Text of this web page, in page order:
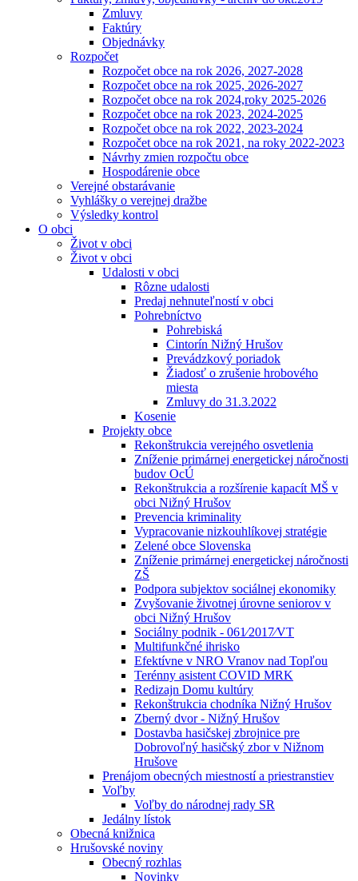
Zmluvy
Faktúry
Objednávky
Rozpočet
Rozpočet obce na rok 2026, 2027-2028
Rozpočet obce na rok 2025, 2026-2027
Rozpočet obce na rok 2024,roky 2025-2026
Rozpočet obce na rok 2023, 2024-2025
Rozpočet obce na rok 2022, 2023-2024
Rozpočet obce na rok 2021, na roky 2022-2023
Návrhy zmien rozpočtu obce
Hospodárenie obce
Verejné obstarávanie
Vyhlášky o verejnej dražbe
Výsledky kontrol
O obci
Život v obci
Život v obci
Udalosti v obci
Rôzne udalosti
Predaj nehnuteľností v obci
Pohrebníctvo
Pohrebiská
Cintorín Nižný Hrušov
Prevádzkový poriadok
Žiadosť o zrušenie hrobového
miesta
Zmluvy do 31.3.2022
Kosenie
Projekty obce
Rekonštrukcia verejného osvetlenia
Zníženie primárnej energetickej náročnosti
budov OcÚ
Rekonštrukcia a rozšírenie kapacít MŠ v
obci Nižný Hrušov
Prevencia kriminality
Vypracovanie nizkouhlíkovej stratégie
Zelené obce Slovenska
Zníženie primárnej energetickej náročnosti
ZŠ
Podpora subjektov sociálnej ekonomiky
Zvyšovanie životnej úrovne seniorov v
obci Nižný Hrušov
Sociálny podnik - 061⁄2017⁄VT
Multifunkčné ihrisko
Efektívne v NRO Vranov nad Topľou
Terénny asistent COVID MRK
Redizajn Domu kultúry
Rekonštrukcia chodníka Nižný Hrušov
Zberný dvor - Nižný Hrušov
Dostavba hasičskej zbrojnice pre
Dobrovoľný hasičský zbor v Nižnom
Hrušove
Prenájom obecných miestností a priestranstiev
Voľby
Voľby do národnej rady SR
Jedálny lístok
Obecná knižnica
Hrušovské noviny
Obecný rozhlas
Novinky